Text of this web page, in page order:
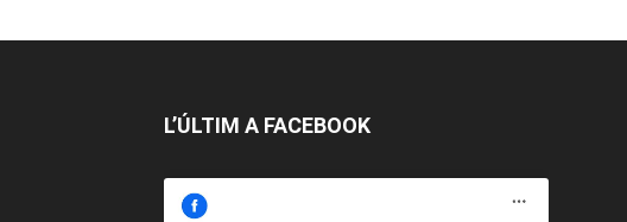
L’ÚLTIM A FACEBOOK